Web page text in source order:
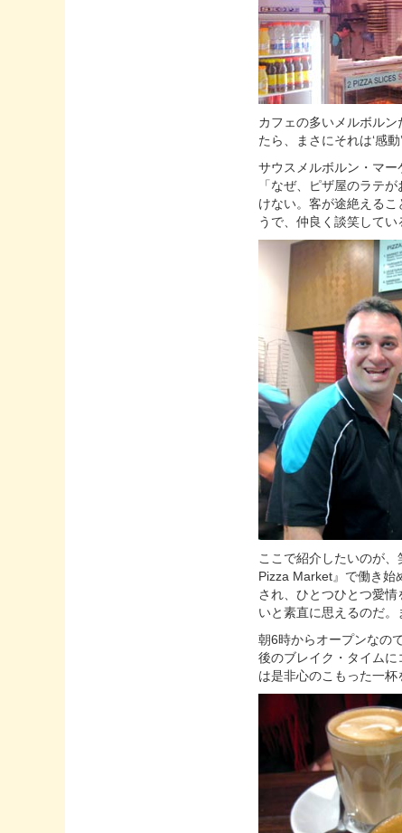
カフェの多いメルボルン
たら、まさにそれは‘感動
サウスメルボルン・マ
「なぜ、ピザ屋のラテ
けない。客が途絶える
うで、仲良く談笑して
ここで紹介したいのが
Pizza Market』で働き始
され、ひとつひとつ愛
いと素直に思えるのだ。
朝6時からオープンなの
後のブレイク・タイム
は是非心のこもった一杯